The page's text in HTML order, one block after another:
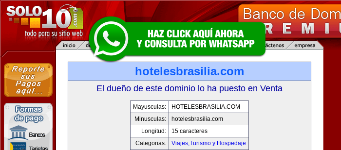
hotelesbrasilia.com
El dueño de este dominio lo ha puesto en Venta
Mayusculas:
HOTELESBRASILIA.COM
Minusculas:
hotelesbrasilia.com
Longitud:
15 caracteres
Categorias:
Viajes,Turismo y Hospedaje